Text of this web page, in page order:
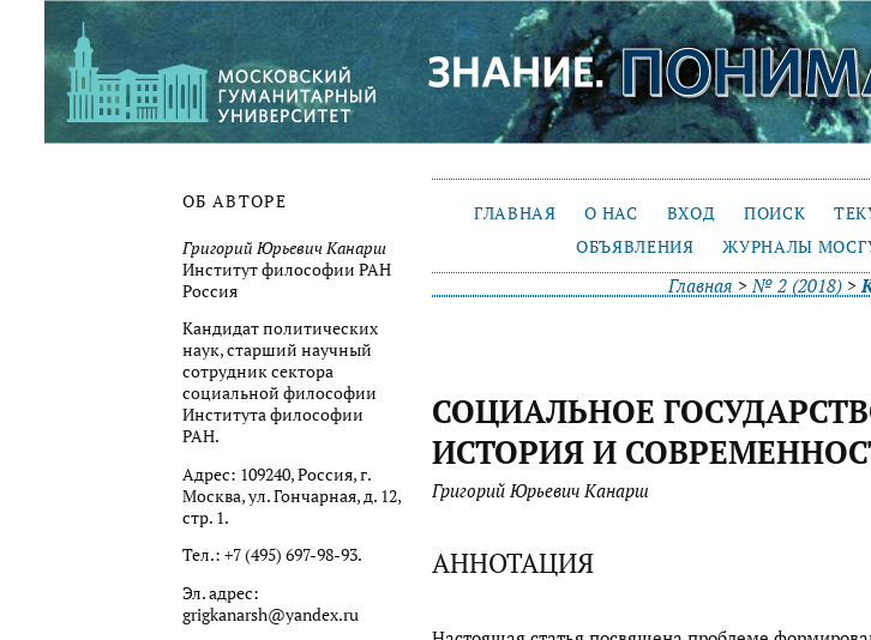
ОБ АВТОРЕ
Григорий Юрьевич Канарш
Институт философии РАН
Россия
Кандидат политических
наук, старший научный
сотрудник сектора
социальной философии
Института философии
РАН.
Адрес: 109240, Россия, г.
Москва, ул. Гончарная, д. 12,
стр. 1.
Тел.: +7 (495) 697-98-93.
Эл. адрес:
grigkanarsh@yandex.ru
ГЛАВНАЯ О НАС ВХОД ПОИСК
ОБЪЯВЛЕНИЯ
ЖУРНАЛЫ
Главная >№ 2 (2018)>
СОЦИАЛЬНОЕ
ИСТОРИЯ И
Григорий Юрьевич Канарш
АННОТАЦИЯ